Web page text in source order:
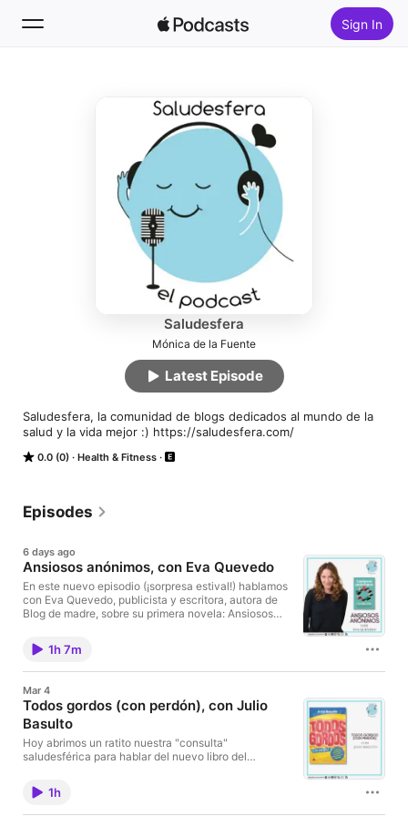
Sign In
Saludesfera
Mónica de la Fuente
0.0 (0) Health & Fitness
Saludesfera, la comunidad de blogs dedicados al mundo de la
salud y la vida mejor :) https://saludesfera.com/
Latest Episode
Episodes
6 days ago
Ansiosos anónimos, con Eva Quevedo
En este nuevo episodio (¡sorpresa estival!) hablamos
con Eva Quevedo, publicista y escritora, autora de
Blog de madre, sobre su primera novela: Ansiosos
anterior, es amiga desde hace ya unos cuantos años,
y es un placer traeros a este pequeño espacio a
alguien a quien tengo tanto cariño y admiro tanto.
afecta a una gran parte de la sociedad: la ansiedad
(y si a ti no, suertuda o suertudo, pues seguro que
conoces a alguien que la sufre). Y por eso, y porque
me apetecía mucho abordar esta epidemia desde
otro enfoque, algo más surrealista y divertido, que
tanta falta nos hace hoy en día. OJO: este libro es
libro de autoayuda. Cualquier síntoma o malestar
1h 7m
Mar 4
Todos gordos (con perdón), con Julio
Basulto
Hoy abrimos un ratito nuestra "consulta"
saludesférica para hablar del nuevo libro del
"Todos gordos (con perdón): Tratar la obesidad en un
mundo diseñado para engordar", publicado por la
editorial Vergara. Podéis leer a Julio en su web
1h